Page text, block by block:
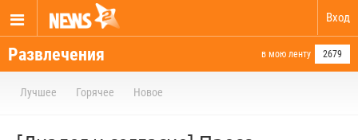
Вход
Развлечения в мою ленту 2679
Лучшее Горячее Новое